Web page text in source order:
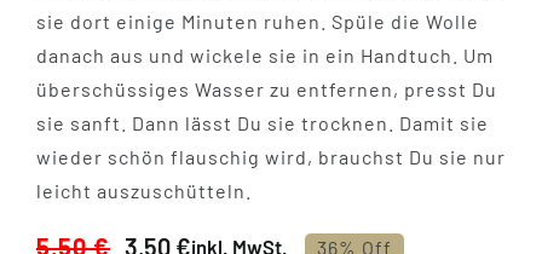
sie dort einige Minuten ruhen. Spüle die Wolle
danach aus und wickele sie in ein Handtuch. Um
überschüssiges Wasser zu entfernen, presst Du
sie sanft. Dann lässt Du sie trocknen. Damit sie
wieder schön flauschig wird, brauchst Du sie nur
leicht auszuschütteln.
5,50€ 3,50 €inkl. MwSt. 36% Off